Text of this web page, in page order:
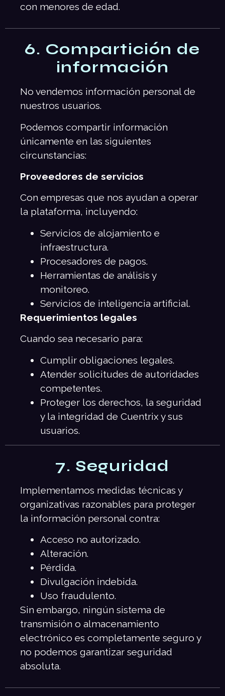
con menores de edad.
6. Compartición de
información
No vendemos información personal de
nuestros usuarios.
Podemos compartir información
únicamente en las siguientes
circunstancias:
Proveedores de servicios
Con empresas que nos ayudan a operar
la plataforma, incluyendo:
Servicios de alojamiento e
infraestructura.
Procesadores de pagos.
Herramientas de análisis y
monitoreo.
Servicios de inteligencia artificial.
Requerimientos legales
Cuando sea necesario para:
Cumplir obligaciones legales.
Atender solicitudes de autoridades
competentes.
Proteger los derechos, la seguridad
y la integridad de Cuentrix y sus
usuarios.
7. Seguridad
Implementamos medidas técnicas y
organizativas razonables para proteger
la información personal contra:
Acceso no autorizado.
Alteración.
Pérdida.
Divulgación indebida.
Uso fraudulento.
Sin embargo, ningún sistema de
transmisión o almacenamiento
electrónico es completamente seguro y
no podemos garantizar seguridad
absoluta.